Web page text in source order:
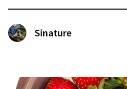
Sinature